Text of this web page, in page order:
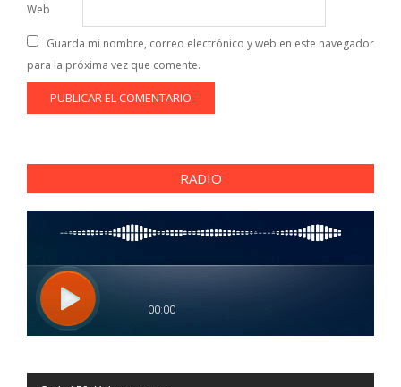
Web
Guarda mi nombre, correo electrónico y web en este navegador
para la próxima vez que comente.
RADIO
Reproductor